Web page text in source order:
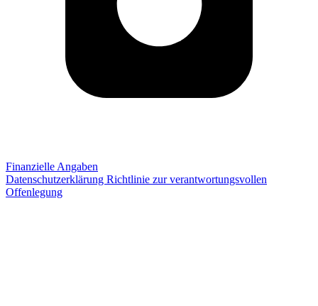
Finanzielle Angaben
Datenschutzerklärung Richtlinie zur verantwortungsvollen
Offenlegung